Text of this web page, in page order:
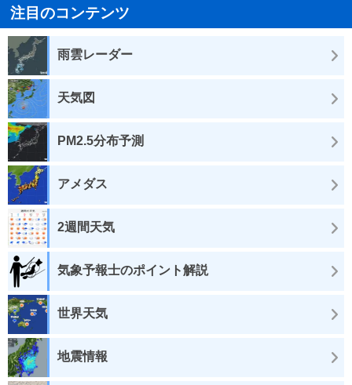
注目のコンテンツ
雨雲レーダー
天気図
PM2.5分布予測
アメダス
2週間天気
気象予報士のポイント解説
世界天気
地震情報